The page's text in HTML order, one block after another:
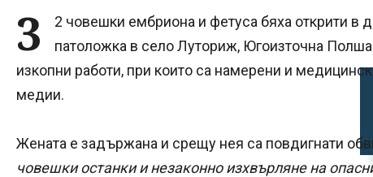
3
2 човешки ембриона и фетуса бяха открити в
патоложка в село Луториж, Югоизточна
изкопни работи, при които са намерени и
медии.
Жената е задържана и срещу нея са повдигнати
човешки останки и незаконно изхвърляне на